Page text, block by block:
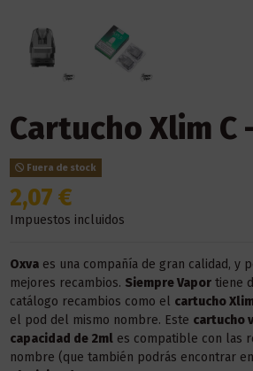
Cartucho Xlim C
Fuera de stock
2,07 €
Impuestos incluidos
Oxvaes una compañía de gran calidad, y
mejores recambios. Siempre Vaportiene
catálogo recambios como el cartucho
el pod del mismo nombre. Este cartucho
capacidad de 2mles compatible con las
nombre (que también podrás encontrar